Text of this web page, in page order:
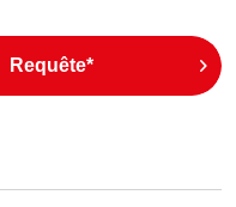
Requête*